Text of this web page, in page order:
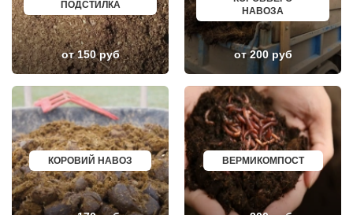
ГОЛИЦИНО
ГОРКИ ЛЕНИНСКИЕ
ГОРКИ-10
ДАВЫДОВО
ДЕДЕНЕВО
ДЕДОВСК
ДЕМИХОВО
ДЗЕРЖИНСКИЙ
ДМИТРОВ
ДОЛГОПРУДНЫЙ
ДОМОДЕДОВО
ДОРОХОВО
ДРЕЗНА
ДРУЖБА
ДУБКИ
ДУБНА
ДУБОВАЯ РОЩА
БОРОВИЧИ
ХАНТЫ МАНСИЙСК
ДМИТРИЕВ
ПЕТРОПАВЛОВСК КАМЧАТСКИЙ
АПШЕРОНСК
ВЕЛИКИЕ ЛУКИ
ЛОМОНОСОВ
НИЖНЕКАМСК
КАСПИЙСК
АЧИНСК
ЧЕРКЕССК
ЖЕЛЕЗНОГОРСК
АСБЕСТ
БОРИСОГЛЕБСК
БУЗУЛУК
ЕССЕНТУКИ
КАНСК
ПОДСТИЛКА
от 150 руб
НАВОЗА
от 200 руб
КОРОВИЙ НАВОЗ ВЕРМИКОМПОСТ